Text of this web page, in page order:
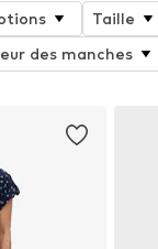
Taille
des manches